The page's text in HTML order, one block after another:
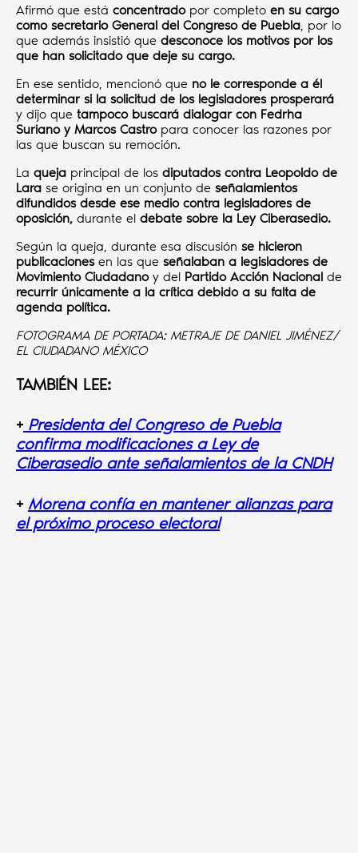
Afirmó que está concentradopor completo en su cargo
como secretario General del Congreso de Puebla, por lo
que además insistió que desconoce los motivos por los
que han solicitado que deje su cargo.
En ese sentido, mencionó que no le corresponde a él
determinar si la solicitud de los legisladores prosperará
y dijo que tampoco buscará dialogar con Fedrha
Suriano y Marcos Castropara conocer las razones por
las que buscan su remoción.
La queja principal de los diputados contra Leopoldo de
Lara se origina en un conjunto de señalamientos
difundidos desde ese medio contra legisladores de
oposición, durante el debate sobre la Ley Ciberasedio.
Según la queja, durante esa discusión se hicieron
publicaciones en las que señalaban a legisladores de
Movimiento Ciudadanoy del Partido Acción Nacional de
recurrir únicamente a la crítica debido a su falta de
agenda política.
FOTOGRAMA DE PORTADA: METRAJE DE DANIEL JIMÉNEZ/
EL CIUDADANO MÉXICO
TAMBIÉN LEE:
+ Presidenta del Congreso de Puebla
confirma modificaciones a Ley de
Ciberasedio ante señalamientos de la CNDH
+ Morena confía en mantener alianzas para
el próximo proceso electoral